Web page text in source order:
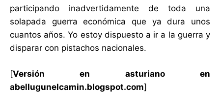
participando inadvertidamente de toda una
solapada guerra económica que ya dura unos
cuantos años. Yo estoy dispuesto a ir a la guerra y
disparar con pistachos nacionales.
[Versión en asturiano en
abellugunelcamin.blogspot.com]